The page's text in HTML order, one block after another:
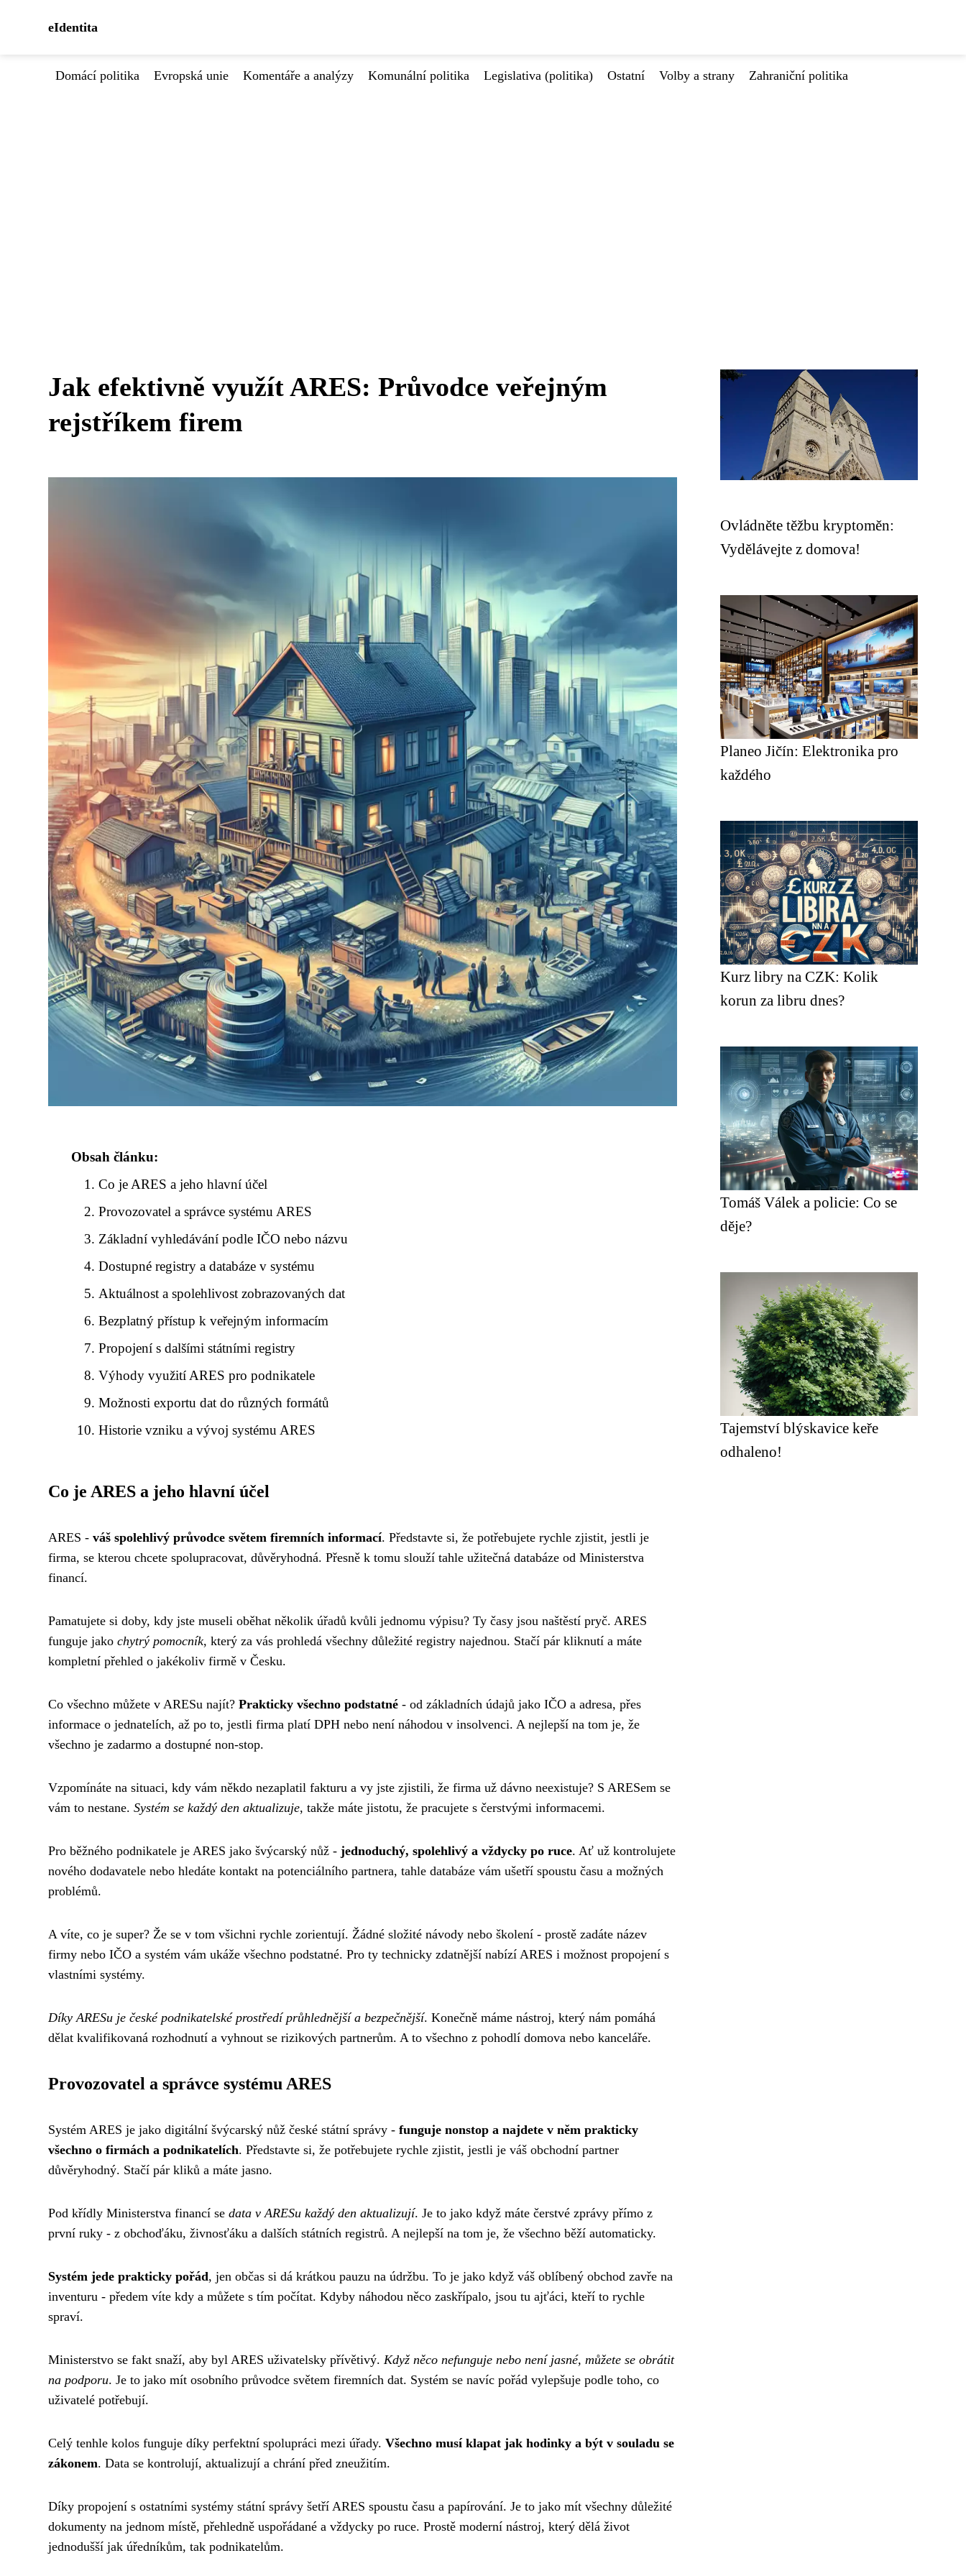
eIdentita
Domácí politika Evropská unie Komentáře a analýzy Komunální politika Legislativa (politika) Ostatní Volby a strany Zahraniční politika
Jak efektivně využít ARES: Průvodce veřejným
rejstříkem firem
Obsah článku:
Co je ARES a jeho hlavní účel
Provozovatel a správce systému ARES
Základní vyhledávání podle IČO nebo názvu
Dostupné registry a databáze v systému
Aktuálnost a spolehlivost zobrazovaných dat
Bezplatný přístup k veřejným informacím
Propojení s dalšími státními registry
Výhody využití ARES pro podnikatele
Možnosti exportu dat do různých formátů
Historie vzniku a vývoj systému ARES
Co je ARES a jeho hlavní účel
ARES - váš spolehlivý průvodce světem firemních informací. Představte si, že potřebujete rychle zjistit, jestli je
firma, se kterou chcete spolupracovat, důvěryhodná. Přesně k tomu slouží tahle užitečná databáze od Ministerstva
financí.
Pamatujete si doby, kdy jste museli oběhat několik úřadů kvůli jednomu výpisu? Ty časy jsou naštěstí pryč. ARES
funguje jako chytrý pomocník, který za vás prohledá všechny důležité registry najednou. Stačí pár kliknutí a máte
kompletní přehled o jakékoliv firmě v Česku.
Co všechno můžete v ARESu najít? Prakticky všechno podstatné - od základních údajů jako IČO a adresa, přes
informace o jednatelích, až po to, jestli firma platí DPH nebo není náhodou v insolvenci. A nejlepší na tom je, že
všechno je zadarmo a dostupné non-stop.
Vzpomínáte na situaci, kdy vám někdo nezaplatil fakturu a vy jste zjistili, že firma už dávno neexistuje? S ARESem se
vám to nestane. Systém se každý den aktualizuje, takže máte jistotu, že pracujete s čerstvými informacemi.
Pro běžného podnikatele je ARES jako švýcarský nůž - jednoduchý, spolehlivý a vždycky po ruce. Ať už kontrolujete
nového dodavatele nebo hledáte kontakt na potenciálního partnera, tahle databáze vám ušetří spoustu času a možných
problémů.
A víte, co je super? Že se v tom všichni rychle zorientují. Žádné složité návody nebo školení - prostě zadáte název
firmy nebo IČO a systém vám ukáže všechno podstatné. Pro ty technicky zdatnější nabízí ARES i možnost propojení s
vlastními systémy.
Díky ARESu je české podnikatelské prostředí průhlednější a bezpečnější. Konečně máme nástroj, který nám pomáhá
dělat kvalifikovaná rozhodnutí a vyhnout se rizikových partnerům. A to všechno z pohodlí domova nebo kanceláře.
Provozovatel a správce systému ARES
Systém ARES je jako digitální švýcarský nůž české státní správy - funguje nonstop a najdete v něm prakticky
všechno o firmách a podnikatelích. Představte si, že potřebujete rychle zjistit, jestli je váš obchodní partner
důvěryhodný. Stačí pár kliků a máte jasno.
Pod křídly Ministerstva financí se data v ARESu každý den aktualizují. Je to jako když máte čerstvé zprávy přímo z
první ruky - z obchoďáku, živnosťáku a dalších státních registrů. A nejlepší na tom je, že všechno běží automaticky.
Systém jede prakticky pořád, jen občas si dá krátkou pauzu na údržbu. To je jako když váš oblíbený obchod zavře na
inventuru - předem víte kdy a můžete s tím počítat. Kdyby náhodou něco zaskřípalo, jsou tu ajťáci, kteří to rychle
spraví.
Ministerstvo se fakt snaží, aby byl ARES uživatelsky přívětivý. Když něco nefunguje nebo není jasné, můžete se obrátit
na podporu. Je to jako mít osobního průvodce světem firemních dat. Systém se navíc pořád vylepšuje podle toho, co
uživatelé potřebují.
Celý tenhle kolos funguje díky perfektní spolupráci mezi úřady. Všechno musí klapat jak hodinky a být v souladu se
zákonem. Data se kontrolují, aktualizují a chrání před zneužitím.
Díky propojení s ostatními systémy státní správy šetří ARES spoustu času a papírování. Je to jako mít všechny důležité
dokumenty na jednom místě, přehledně uspořádané a vždycky po ruce. Prostě moderní nástroj, který dělá život
jednodušší jak úředníkům, tak podnikatelům.
Ovládněte těžbu kryptoměn:
Vydělávejte z domova!
Planeo Jičín: Elektronika pro
každého
Kurz libry na CZK: Kolik
korun za libru dnes?
Tomáš Válek a policie: Co se
děje?
Tajemství blýskavice keře
odhaleno!